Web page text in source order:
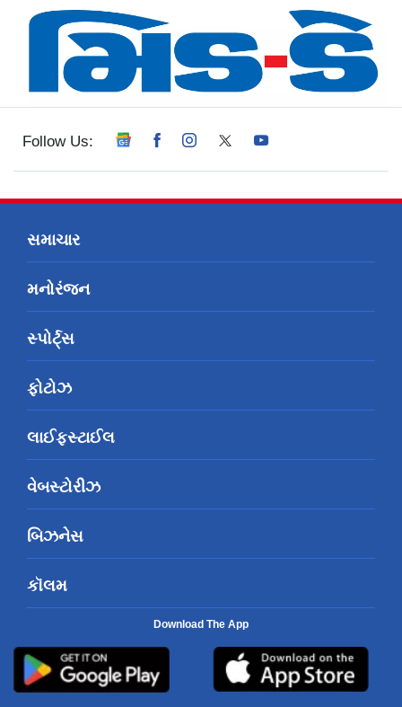
Follow Us:
સમાચાર
મનોરંજન
સ્પોર્ટ્સ
ફોટોઝ
લાઈફસ્ટાઈલ
વેબસ્ટોરીઝ
બિઝનેસ
કૉલમ
Download The App